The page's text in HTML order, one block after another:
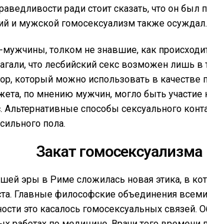
ради стоит сказать, что он
и мужской гомосексуализм также осуждал.
мужчины, толком не знавшие, как
что лесбийский секс возможен лишь в
который можно использовать в качестве
по мнению мужчин, могло быть
способы сексуального
пола.
Закат гомосексуализма
эры в Риме сложилась новая этика, в
Главные философские объединения
это касалось гомосексуальных связей.